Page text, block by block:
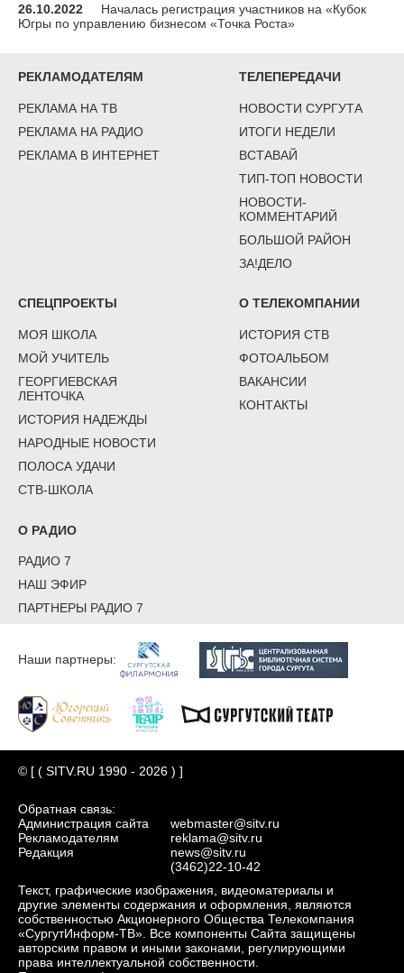
26.10.2022
Началась регистрация участников на «Кубок
Югры по управлению бизнесом «Точка Роста»
РЕКЛАМОДАТЕЛЯМ
РЕКЛАМА НА ТВ
РЕКЛАМА НА РАДИО
РЕКЛАМА В ИНТЕРНЕТ
ТЕЛЕПЕРЕДАЧИ
НОВОСТИ СУРГУТА
ИТОГИ НЕДЕЛИ
ВСТАВАЙ
ТИП-ТОП НОВОСТИ
НОВОСТИ-
КОММЕНТАРИЙ
БОЛЬШОЙ РАЙОН
ЗА!ДЕЛО
СПЕЦПРОЕКТЫ
МОЯ ШКОЛА
МОЙ УЧИТЕЛЬ
ГЕОРГИЕВСКАЯ
ЛЕНТОЧКА
ИСТОРИЯ НАДЕЖДЫ
НАРОДНЫЕ НОВОСТИ
ПОЛОСА УДАЧИ
СТВ-ШКОЛА
О ТЕЛЕКОМПАНИИ
ИСТОРИЯ СТВ
ФОТОАЛЬБОМ
ВАКАНСИИ
КОНТАКТЫ
О РАДИО
РАДИО 7
НАШ ЭФИР
ПАРТНЕРЫ РАДИО 7
Наши партнеры:
© [ ( SITV.RU 1990 - 2026 ) ]
Обратная связь:
Администрация сайта
Рекламодателям
Редакция
webmaster@sitv.ru
reklama@sitv.ru
news@sitv.ru
(3462)22-10-42
Текст, графические изображения, видеоматериалы и
другие элементы содержания и оформления, являются
собственностью Акционерного Общества Телекомпания
«СургутИнформ-ТВ». Все компоненты Сайта защищены
авторским правом и иными законами, регулирующими
права интеллектуальной собственности.